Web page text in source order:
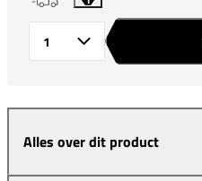
Alles over dit product